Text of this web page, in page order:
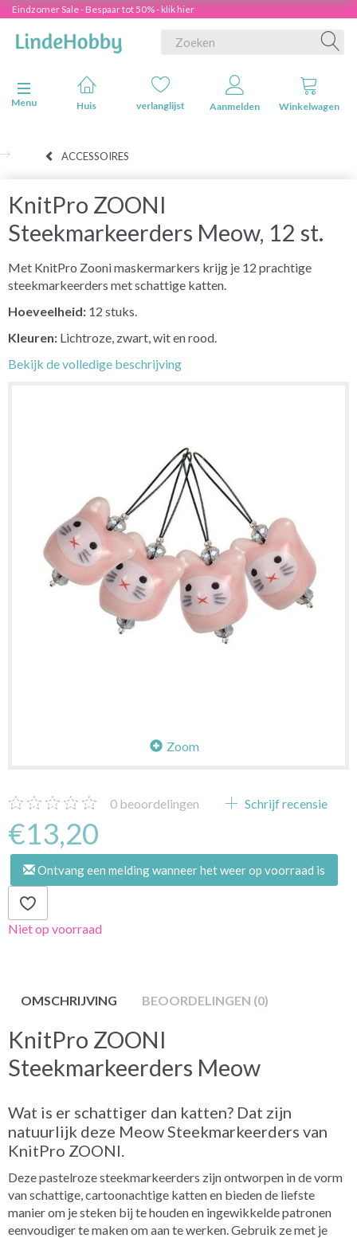
Eindzomer Sale - Bespaar tot 50% - klik hier
Navigatie in-/uitschakelen
Menu
Huis verlanglijst Aanmelden Winkelwagen
ACCESSOIRES
KnitPro ZOONI
Steekmarkeerders Meow, 12 st.
Met KnitPro Zooni maskermarkers krijg je 12 prachtige
steekmarkeerders met schattige katten.
Hoeveelheid: 12 stuks.
Kleuren: Lichtroze, zwart, wit en rood.
Bekijk de volledige beschrijving
Zoom
0 beoordelingen Schrijf recensie
€13,20
Ontvang een melding wanneer het weer op voorraad is
Niet op voorraad
OMSCHRIJVING BEOORDELINGEN (0)
KnitPro ZOONI
Steekmarkeerders Meow
Wat is er schattiger dan katten? Dat zijn
natuurlijk deze Meow Steekmarkeerders van
KnitPro ZOONI.
Deze pastelroze steekmarkeerders zijn ontworpen in de vorm
van schattige, cartoonachtige katten en bieden de liefste
manier om je steken bij te houden en ingewikkelde patronen
eenvoudiger te maken om aan te werken. Gebruik ze met je